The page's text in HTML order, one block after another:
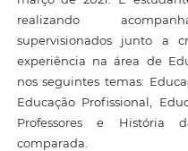
realizando
supervisionados junto a
experiência na área de
nos seguintes temas:
Educação Profissional,
Professores e História
comparada.